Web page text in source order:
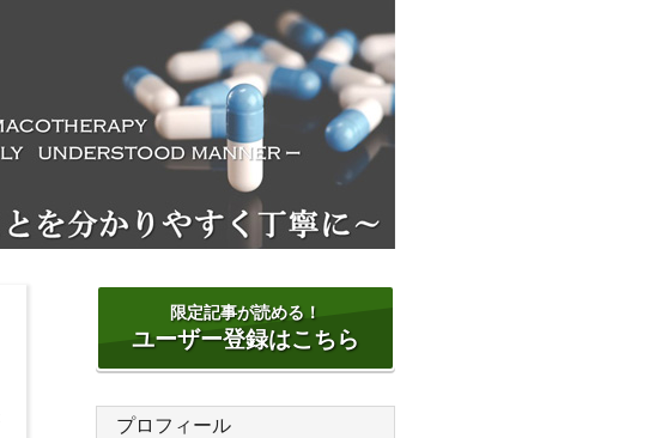
限定記事が読める！
ユーザー登録はこちら
プロフィール